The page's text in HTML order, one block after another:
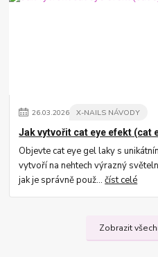
26.03.2026 X-NAILS NÁVODY
Jak vytvořit cat eye efekt (cat
Objevte cat eye gel laky s
vytvoří na nehtech výrazný
jak je správně použ...číst celé
Zobrazit